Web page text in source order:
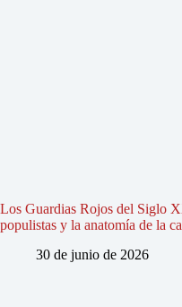
Los Guardias Rojos del Siglo
populistas y la anatomía de la
30 de junio de 2026